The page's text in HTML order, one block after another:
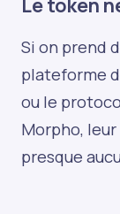
Si on prend
plateforme
ou le
Morpho,
presque